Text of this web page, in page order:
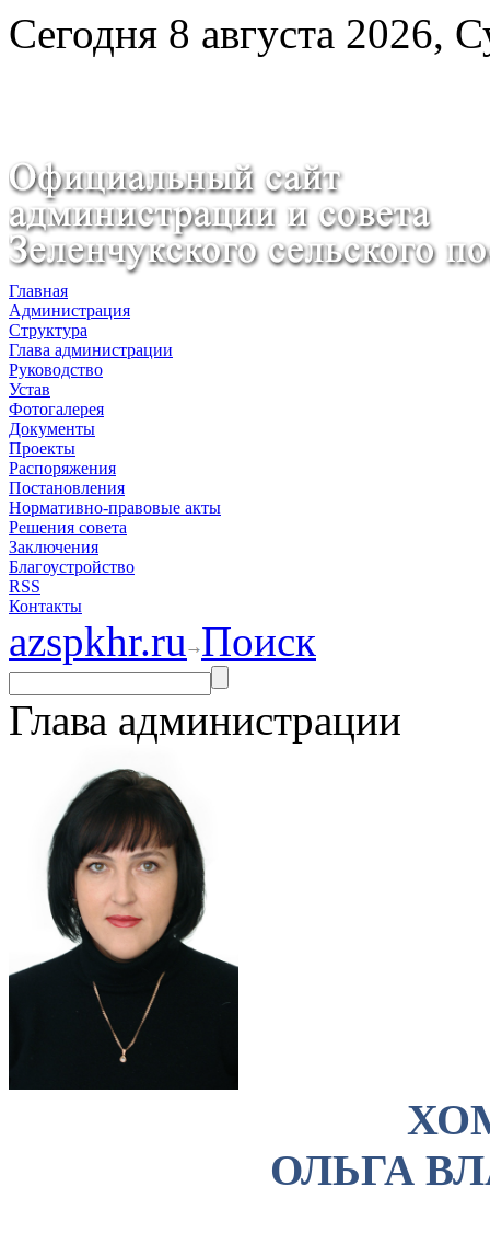
Сегодня 8 августа 2026,
Главная
Администрация
Структура
Глава администрации
Руководство
Устав
Фотогалерея
Документы
Проекты
Распоряжения
Постановления
Нормативно-правовые акты
Решения совета
Заключения
Благоустройство
RSS
Контакты
azspkhr.ru Поиск
Глава администрации
ОЛЬГА